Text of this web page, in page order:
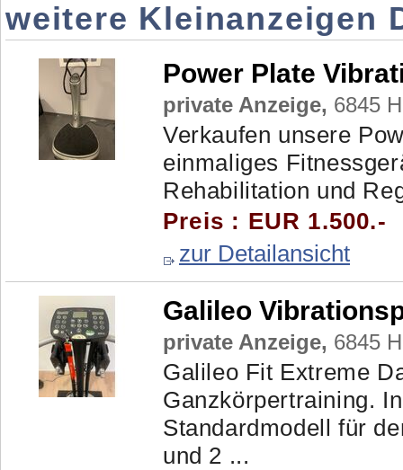
weitere Kleinanzeigen
Power Plate
private Anzeige, 6845
Verkaufen unsere
einmaliges
Rehabilitation und
Preis : EUR 1.500.-
zur Detailansicht
Galileo
private Anzeige, 6845
Galileo Fit Extreme
Ganzkörpertraining.
Standardmodell für
und 2 ...